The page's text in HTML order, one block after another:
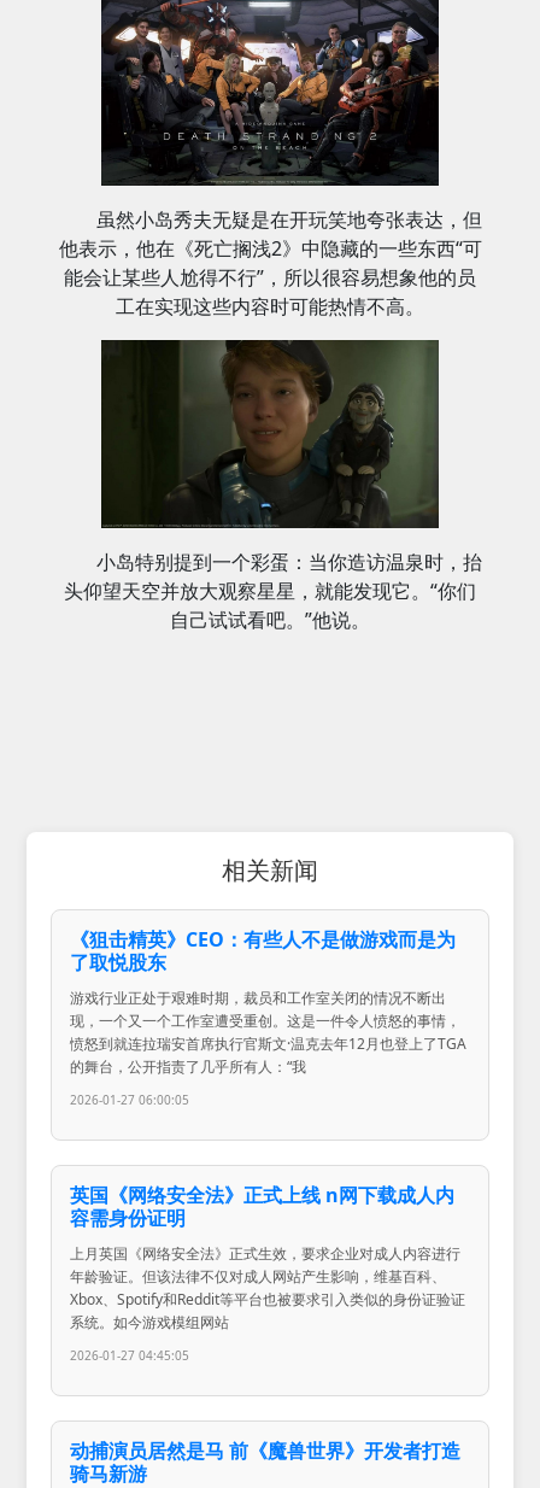
虽然小岛秀夫无疑是在开玩笑地夸张表达，但
他表示，他在《死亡搁浅2》中隐藏的一些东西“可
能会让某些人尬得不行”，所以很容易想象他的员
工在实现这些内容时可能热情不高。
小岛特别提到一个彩蛋：当你造访温泉时，抬
头仰望天空并放大观察星星，就能发现它。“你们
自己试试看吧。”他说。
相关新闻
《狙击精英》CEO：有些人不是做游戏而是为
了取悦股东
游戏行业正处于艰难时期，裁员和工作室关闭的情况不断出
现，一个又一个工作室遭受重创。这是一件令人愤怒的事情，
愤怒到就连拉瑞安首席执行官斯文·温克去年12月也登上了TGA
的舞台，公开指责了几乎所有人：“我
2026-01-27 06:00:05
英国《网络安全法》正式上线 n网下载成人内
容需身份证明
上月英国《网络安全法》正式生效，要求企业对成人内容进行
年龄验证。但该法律不仅对成人网站产生影响，维基百科、
Xbox、Spotify和Reddit等平台也被要求引入类似的身份证验证
系统。如今游戏模组网站
2026-01-27 04:45:05
动捕演员居然是马 前《魔兽世界》开发者打造
骑马新游